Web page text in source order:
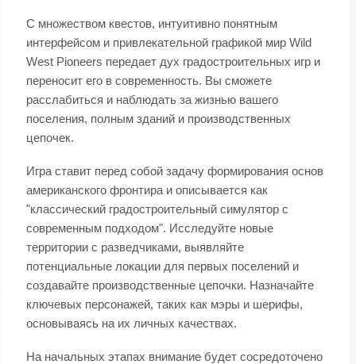
С множеством квестов, интуитивно понятным
интерфейсом и привлекательной графикой мир Wild
West Pioneers передает дух градостроительных игр и
переносит его в современность. Вы сможете
расслабиться и наблюдать за жизнью вашего
поселения, полным зданий и производственных
цепочек.
Игра ставит перед собой задачу формирования основ
американского фронтира и описывается как
"классический градостроительный симулятор с
современным подходом". Исследуйте новые
территории с разведчиками, выявляйте
потенциальные локации для первых поселений и
создавайте производственные цепочки. Назначайте
ключевых персонажей, таких как мэры и шерифы,
основываясь на их личных качествах.
На начальных этапах внимание будет сосредоточено